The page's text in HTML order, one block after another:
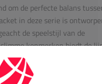
om de perfecte balans
in deze serie is
de speelstijl van de
kenmerken biedt de
nog beter onder de knie